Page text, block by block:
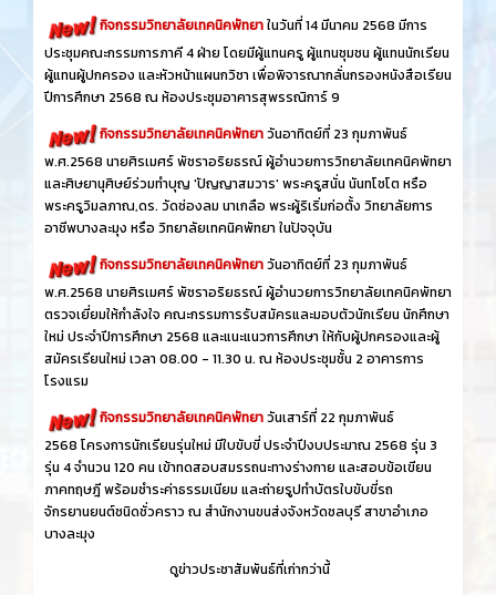
กิจกรรมวิทยาลัยเทคนิคพัทยาในวันที่ 14 มีนาคม 2568 มีการ
ประชุมคณะกรรมการภาคี 4 ฝ่าย โดยมีผู้แทนครู ผู้แทนชุมชน ผู้แทนนักเรียน
ผู้แทนผู้ปกครอง และหัวหน้าแผนกวิชา เพื่อพิจารณากลั่นกรองหนังสือเรียน
ปีการศึกษา 2568 ณ ห้องประชุมอาคารสุพรรณิการ์ 9
กิจกรรมวิทยาลัยเทคนิคพัทยาวันอาทิตย์ที่ 23 กุมภาพันธ์
พ.ศ.2568 นายศิรเมศร์ พัชราอริยธรณ์ ผู้อำนวยการวิทยาลัยเทคนิคพัทยา
และศิษยานุศิษย์ร่วมทำบุญ 'ปัญญาสมวาร' พระครูสนั่น นันทโชโต หรือ
พระครูวิมลภาณ,ดร. วัดช่องลม นาเกลือ พระผู้ริเริ่มก่อตั้ง วิทยาลัยการ
อาชีพบางละมุง หรือ วิทยาลัยเทคนิคพัทยา ในปัจจุบัน
กิจกรรมวิทยาลัยเทคนิคพัทยาวันอาทิตย์ที่ 23 กุมภาพันธ์
พ.ศ.2568 นายศิรเมศร์ พัชราอริยธรณ์ ผู้อำนวยการวิทยาลัยเทคนิคพัทยา
ตรวจเยี่ยมให้กำลังใจ คณะกรรมการรับสมัครและมอบตัวนักเรียน นักศึกษา
ใหม่ ประจำปีการศึกษา 2568 และแนะแนวการศึกษา ให้กับผู้ปกครองและผู้
สมัครเรียนใหม่ เวลา 08.00 - 11.30 น. ณ ห้องประชุมชั้น 2 อาคารการ
โรงแรม
กิจกรรมวิทยาลัยเทคนิคพัทยาวันเสาร์ที่ 22 กุมภาพันธ์
2568 โครงการนักเรียนรุ่นใหม่ มีใบขับขี่ ประจำปีงบประมาณ 2568 รุ่น 3
รุ่น 4 จำนวน 120 คน เข้าทดสอบสมรรถนะทางร่างกาย และสอบข้อเขียน
ภาคทฤษฎี พร้อมชำระค่าธรรมเนียม และถ่ายรูปทำบัตรใบขับขี่รถ
จักรยานยนต์ชนิดชั่วคราว ณ สำนักงานขนส่งจังหวัดชลบุรี สาขาอำเภอ
บางละมุง
ดูข่าวประชาสัมพันธ์ที่เก่ากว่านี้